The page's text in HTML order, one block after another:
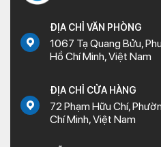
ĐỊA CHỈ VĂN PHÒNG
1067 Tạ Quang Bửu,
Hồ Chí Minh, Việt Nam
ĐỊA CHỈ CỬA HÀNG
72 Phạm Hữu Chí,
Chí Minh, Việt Nam